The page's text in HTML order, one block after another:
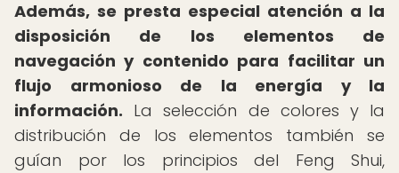
Además, se presta especial atención a la
disposición de los elementos de
navegación y contenido para facilitar un
flujo armonioso de la energía y la
información. La selección de colores y la
distribución de los elementos también se
guían por los principios del Feng Shui,